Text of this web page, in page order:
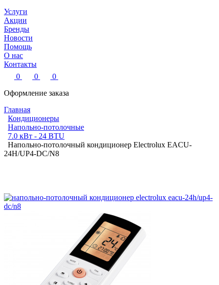
Услуги
Акции
Бренды
Новости
Помощь
О нас
Контакты
0
0
0
Оформление заказа
Главная
Кондиционеры
Напольно-потолочные
7.0 кВт - 24 BTU
Напольно-потолочный кондиционер Electrolux EACU-
24H/UP4-DC/N8